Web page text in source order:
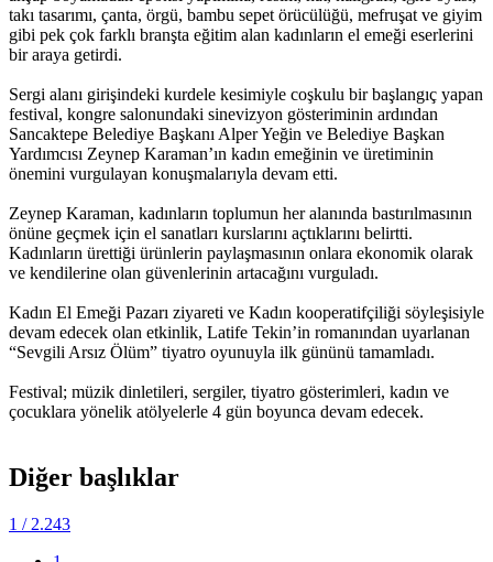
takı tasarımı, çanta, örgü, bambu sepet örücülüğü, mefruşat ve giyim
gibi pek çok farklı branşta eğitim alan kadınların el emeği eserlerini
bir araya getirdi.
Sergi alanı girişindeki kurdele kesimiyle coşkulu bir başlangıç yapan
festival, kongre salonundaki sinevizyon gösteriminin ardından
Sancaktepe Belediye Başkanı Alper Yeğin ve Belediye Başkan
Yardımcısı Zeynep Karaman’ın kadın emeğinin ve üretiminin
önemini vurgulayan konuşmalarıyla devam etti.
Zeynep Karaman, kadınların toplumun her alanında bastırılmasının
önüne geçmek için el sanatları kurslarını açtıklarını belirtti.
Kadınların ürettiği ürünlerin paylaşmasının onlara ekonomik olarak
ve kendilerine olan güvenlerinin artacağını vurguladı.
Kadın El Emeği Pazarı ziyareti ve Kadın kooperatifçiliği söyleşisiyle
devam edecek olan etkinlik, Latife Tekin’in romanından uyarlanan
“Sevgili Arsız Ölüm” tiyatro oyunuyla ilk gününü tamamladı.
Festival; müzik dinletileri, sergiler, tiyatro gösterimleri, kadın ve
çocuklara yönelik atölyelerle 4 gün boyunca devam edecek.
Diğer başlıklar
1 / 2.243